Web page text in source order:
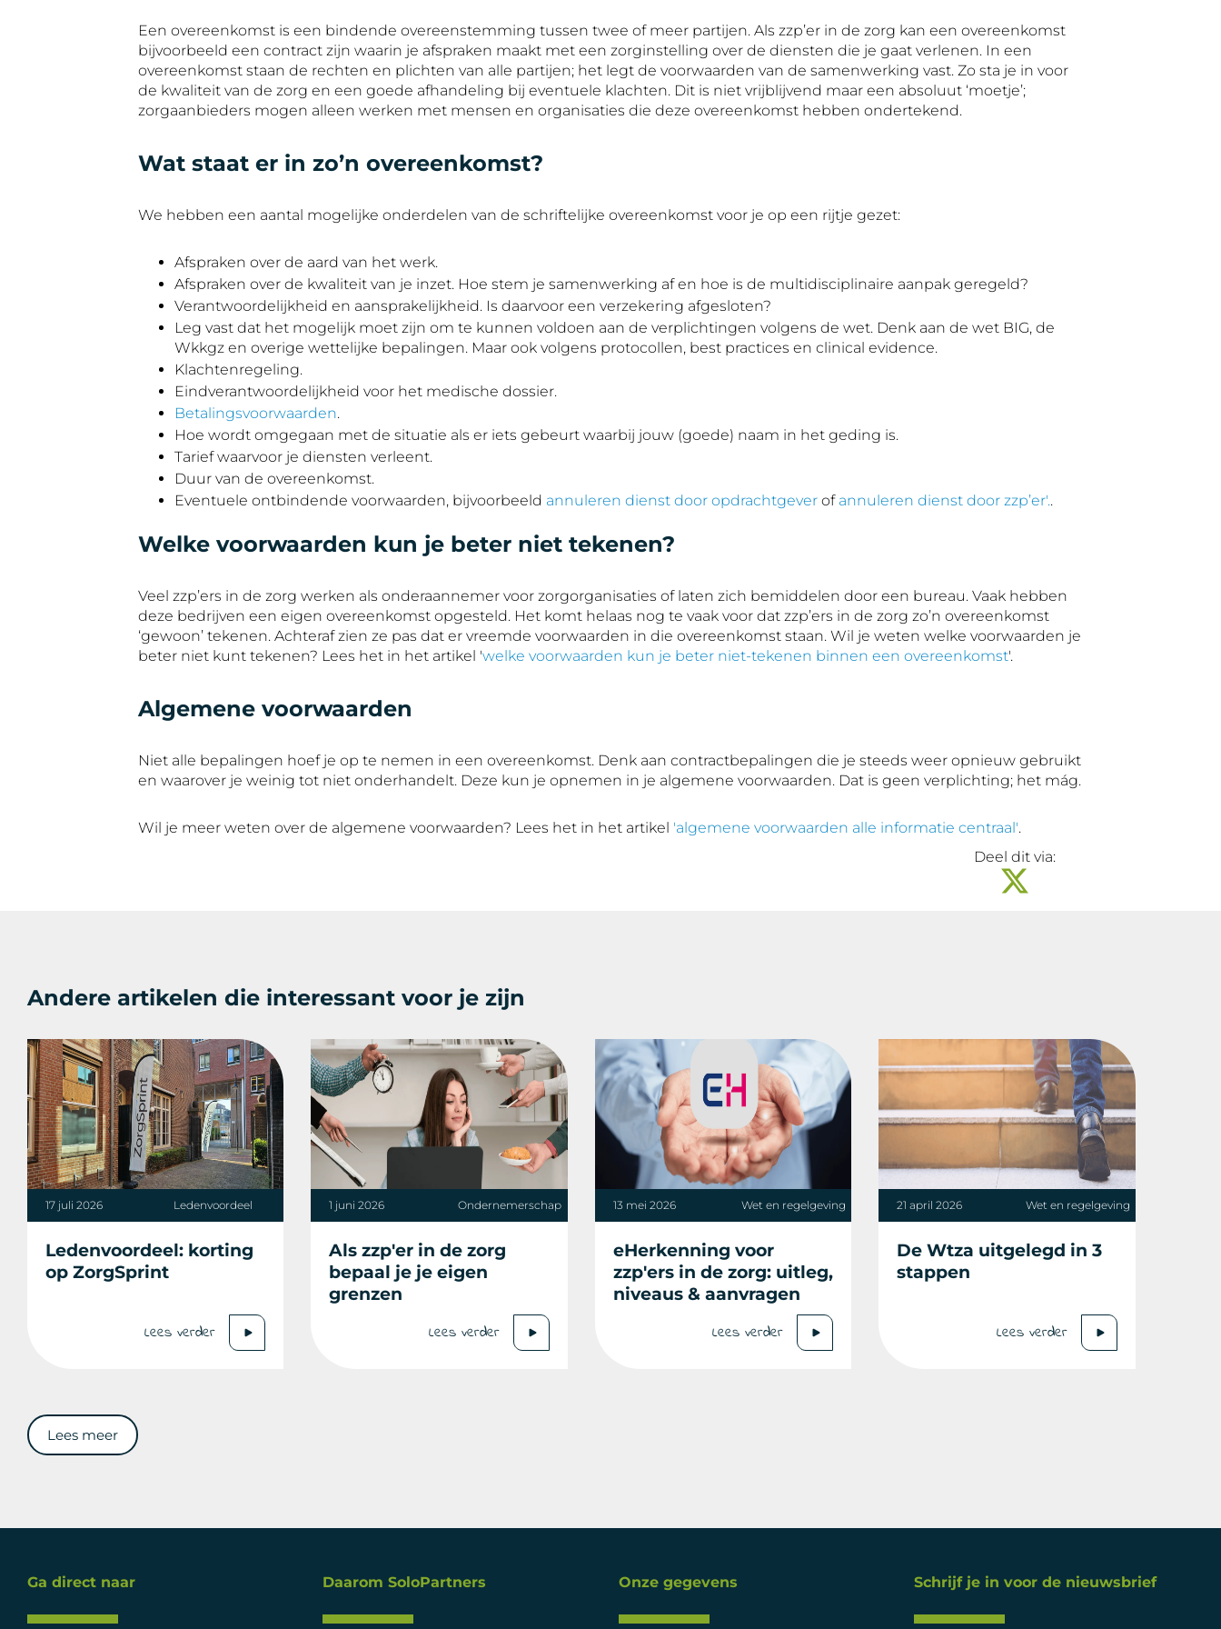
Een overeenkomst is een bindende overeenstemming tussen twee of meer partijen. Als zzp’er in de zorg kan een overeenkomst
bijvoorbeeld een contract zijn waarin je afspraken maakt met een zorginstelling over de diensten die je gaat verlenen. In een
overeenkomst staan de rechten en plichten van alle partijen; het legt de voorwaarden van de samenwerking vast. Zo sta je in voor
de kwaliteit van de zorg en een goede afhandeling bij eventuele klachten. Dit is niet vrijblijvend maar een absoluut ‘moetje’;
zorgaanbieders mogen alleen werken met mensen en organisaties die deze overeenkomst hebben ondertekend.
Wat staat er in zo’n overeenkomst?
We hebben een aantal mogelijke onderdelen van de schriftelijke overeenkomst voor je op een rijtje gezet:
Afspraken over de aard van het werk.
Afspraken over de kwaliteit van je inzet. Hoe stem je samenwerking af en hoe is de multidisciplinaire aanpak geregeld?
Verantwoordelijkheid en aansprakelijkheid. Is daarvoor een verzekering afgesloten?
Leg vast dat het mogelijk moet zijn om te kunnen voldoen aan de verplichtingen volgens de wet. Denk aan de wet BIG, de
Wkkgz en overige wettelijke bepalingen. Maar ook volgens protocollen, best practices en clinical evidence.
Klachtenregeling.
Eindverantwoordelijkheid voor het medische dossier.
Betalingsvoorwaarden.
Hoe wordt omgegaan met de situatie als er iets gebeurt waarbij jouw (goede) naam in het geding is.
Tarief waarvoor je diensten verleent.
Duur van de overeenkomst.
Eventuele ontbindende voorwaarden, bijvoorbeeld annuleren dienst door opdrachtgever of annuleren dienst door zzp’er'..
Welke voorwaarden kun je beter niet tekenen?
Veel zzp’ers in de zorg werken als onderaannemer voor zorgorganisaties of laten zich bemiddelen door een bureau. Vaak hebben
deze bedrijven een eigen overeenkomst opgesteld. Het komt helaas nog te vaak voor dat zzp’ers in de zorg zo’n overeenkomst
‘gewoon’ tekenen. Achteraf zien ze pas dat er vreemde voorwaarden in die overeenkomst staan. Wil je weten welke voorwaarden je
beter niet kunt tekenen? Lees het in het artikel 'welke voorwaarden kun je beter niet-tekenen binnen een overeenkomst'.
Algemene voorwaarden
Niet alle bepalingen hoef je op te nemen in een overeenkomst. Denk aan contractbepalingen die je steeds weer opnieuw gebruikt
en waarover je weinig tot niet onderhandelt. Deze kun je opnemen in je algemene voorwaarden. Dat is geen verplichting; het mág.
Wil je meer weten over de algemene voorwaarden? Lees het in het artikel 'algemene voorwaarden alle informatie centraal'.
Deel dit via:
Andere artikelen die interessant voor je zijn
17 juli 2026 Ledenvoordeel
Ledenvoordeel: korting
op ZorgSprint
Lees verder
1 juni 2026 Ondernemerschap
Als zzp'er in de zorg
bepaal je je eigen
grenzen
Lees verder
13 mei 2026 Wet en regelgeving
eHerkenning voor
zzp'ers in de zorg: uitleg,
niveaus & aanvragen
Lees verder
21 april 2026 Wet en regelgeving
De Wtza uitgelegd in 3
stappen
Lees verder
Lees meer
Ga direct naar Daarom SoloPartners Onze gegevens Schrijf je in voor de nieuwsbrief